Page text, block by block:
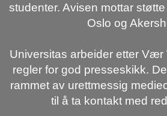
studenter. Avisen mottar
Oslo og
Universitas arbeider etter Vær
regler for god presseskikk.
rammet av urettmessig
til å ta kontakt med